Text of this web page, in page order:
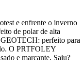
e enfrente o inverno
de polar de alta
GEOTECH: perfeito para
O PRTFOLEY
e marcante. Saiu?